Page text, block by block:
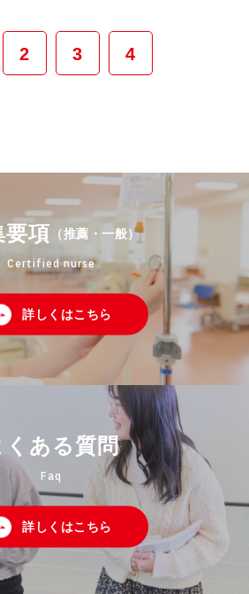
2 3 4
要項 （推薦・一般）
Certified nurse
詳しくはこちら
くある質問
Faq
詳しくはこちら